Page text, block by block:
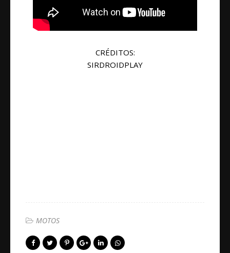
CRÉDITOS:
SIRDROIDPLAY
MOTOS